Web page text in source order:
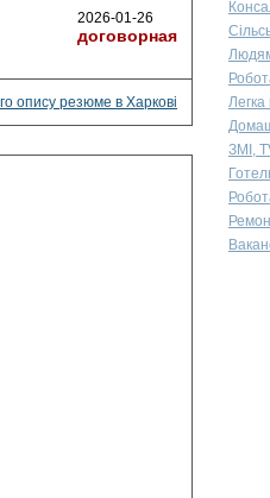
2026-01-26
договорная
опису резюме в Харкові
Легка
ЗМІ,